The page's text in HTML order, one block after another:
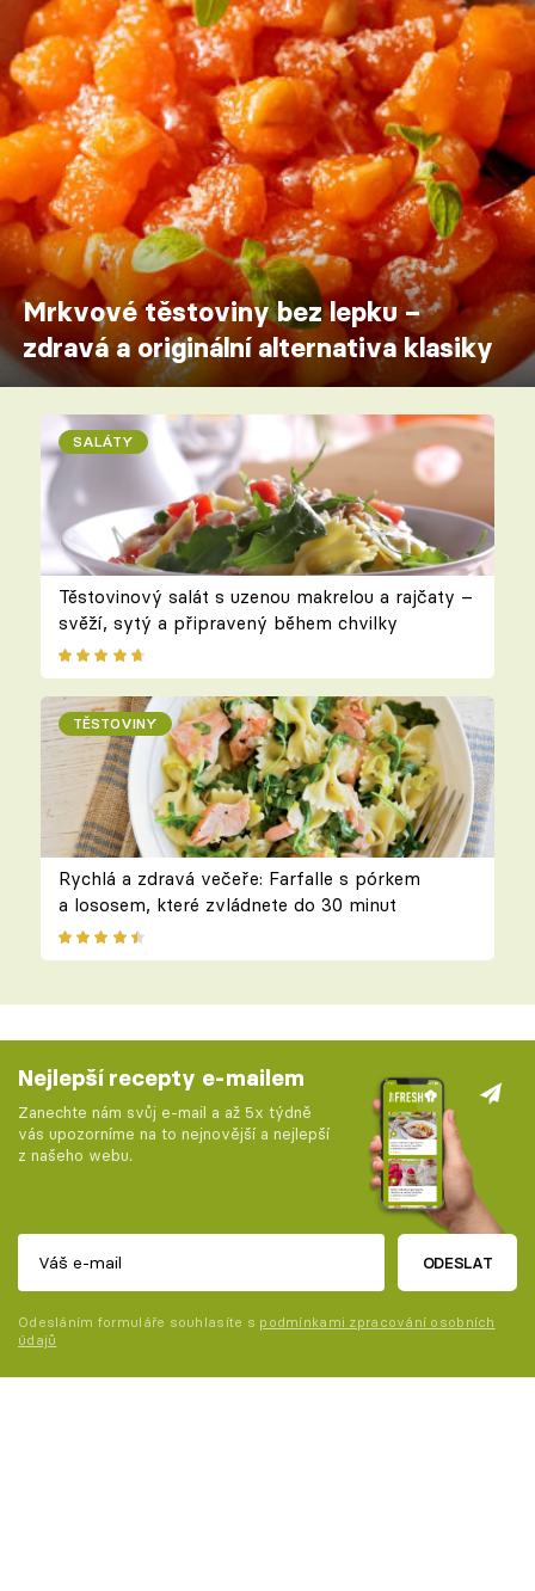
Mrkvové těstoviny bez lepku –
zdravá a originální alternativa klasiky
SALÁTY
Těstovinový salát s uzenou makrelou a rajčaty –
svěží, sytý a připravený během chvilky
TĚSTOVINY
Rychlá a zdravá večeře: Farfalle s pórkem
a lososem, které zvládnete do 30 minut
Nejlepší recepty e-mailem
Zanechte nám svůj e-mail a až 5x týdně
vás upozorníme na to nejnovější a nejlepší
z našeho webu.
ODESLAT
Odesláním formuláře souhlasíte s podmínkami zpracování osobních
údajů